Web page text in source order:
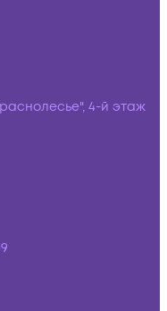
4-й этаж